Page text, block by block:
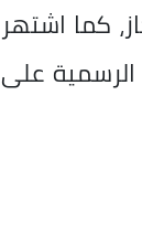
كما اشتهر
على